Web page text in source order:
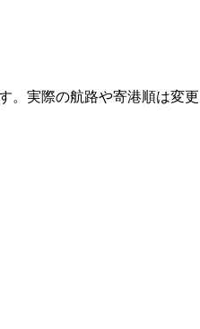
。実際の航路や寄港順は変更